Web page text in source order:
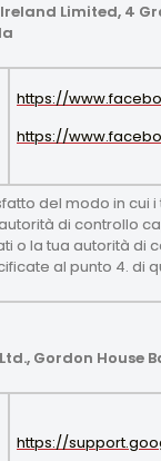
Limited, 4
https://
https://
del modo in cui
di controllo
o la tua autorità di
al punto 4. di
Gordon House
https://